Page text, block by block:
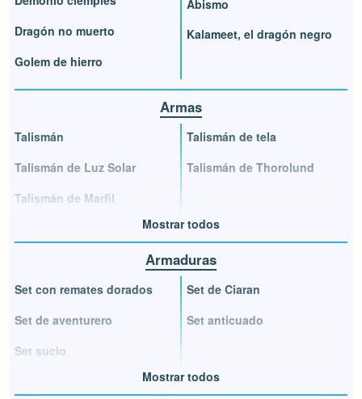
Dragón no muerto
Golem de hierro
Abismo
Kalameet, el dragón negro
Armas
Talismán
Talismán de Luz Solar
Talismán de Marfil
Talismán de tela
Talismán de Thorolund
Mostrar todos
Armaduras
Set con remates dorados
Set de aventurero
Set sucio
Set de Ciaran
Set anticuado
Mostrar todos